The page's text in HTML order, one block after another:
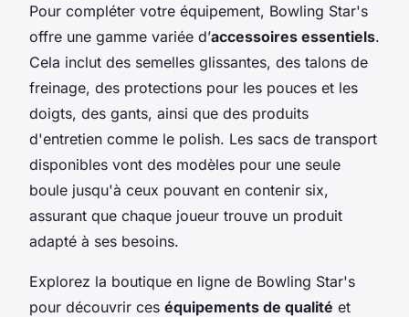
Pour compléter votre équipement, Bowling Star's
offre une gamme variée d’accessoires essentiels.
Cela inclut des semelles glissantes, des talons de
freinage, des protections pour les pouces et les
doigts, des gants, ainsi que des produits
d'entretien comme le polish. Les sacs de transport
disponibles vont des modèles pour une seule
boule jusqu'à ceux pouvant en contenir six,
assurant que chaque joueur trouve un produit
adapté à ses besoins.
Explorez la boutique en ligne de Bowling Star's
pour découvrir ces équipements de qualité et